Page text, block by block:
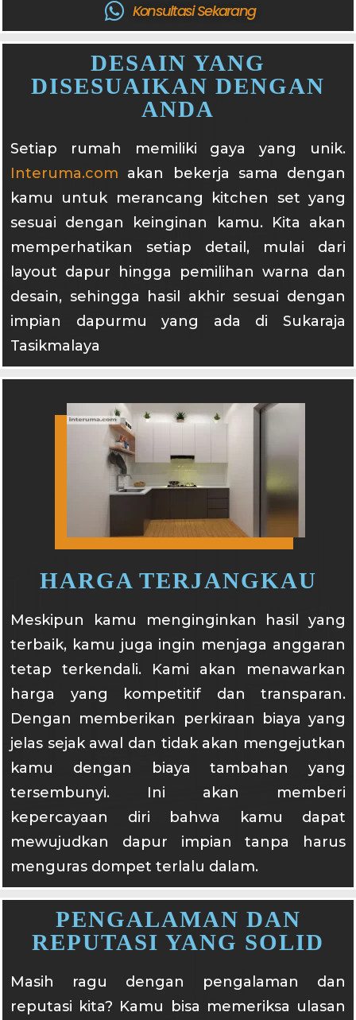
Konsultasi Sekarang
DESAIN YANG
DISESUAIKAN DENGAN
ANDA
Setiap rumah memiliki gaya yang unik.
Interuma.com akan bekerja sama dengan
kamu untuk merancang kitchen set yang
sesuai dengan keinginan kamu. Kita akan
memperhatikan setiap detail, mulai dari
layout dapur hingga pemilihan warna dan
desain, sehingga hasil akhir sesuai dengan
impian dapurmu yang ada di Sukaraja
Tasikmalaya
HARGA TERJANGKAU
Meskipun kamu menginginkan hasil yang
terbaik, kamu juga ingin menjaga anggaran
tetap terkendali. Kami akan menawarkan
harga yang kompetitif dan transparan.
Dengan memberikan perkiraan biaya yang
jelas sejak awal dan tidak akan mengejutkan
kamu dengan biaya tambahan yang
tersembunyi. Ini akan memberi
kepercayaan diri bahwa kamu dapat
mewujudkan dapur impian tanpa harus
menguras dompet terlalu dalam.
PENGALAMAN DAN
REPUTASI YANG SOLID
Masih ragu dengan pengalaman dan
reputasi kita? Kamu bisa memeriksa ulasan